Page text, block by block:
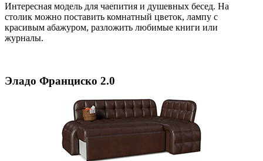
Интересная модель для чаепития и душевных бесед. На
столик можно поставить комнатный цветок, лампу с
красивым абажуром, разложить любимые книги или
журналы.
Эладо Франциско 2.0